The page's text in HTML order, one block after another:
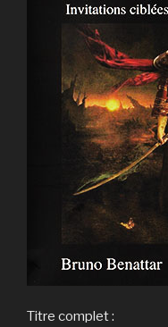
Titre complet :